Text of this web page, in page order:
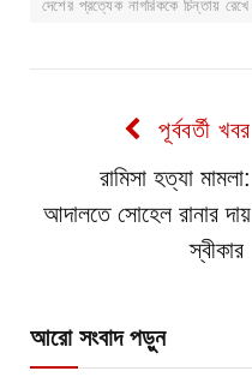
দেশের প্রত্যেক নাগরিককে চিন্তায়
পূর্ববর্তী খবর
রামিসা হত্যা মামলা:
আদালতে সোহেল রানার দায়
স্বীকার
আরো সংবাদ পড়ুন